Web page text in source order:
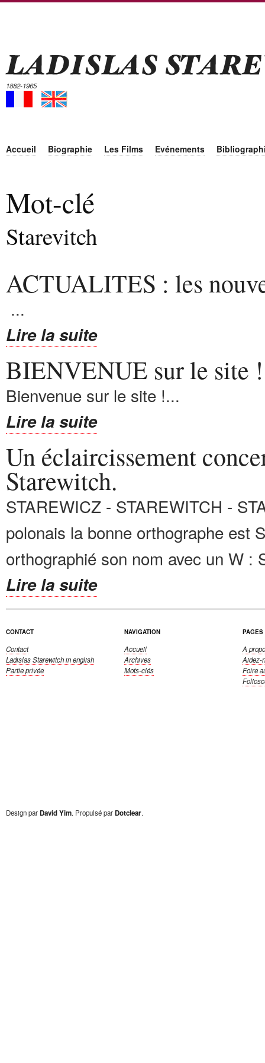
1882-1965
Accueil Biographie Les Films Evénements
Mot-clé
Starevitch
ACTUALITES : les
...
Lire la suite
BIENVENUE sur le site !
Bienvenue sur le site !...
Lire la suite
Un éclaircissement
Starewitch.
STAREWICZ - STAREWITCH -
polonais la bonne orthographe
orthographié son nom avec un W :
Lire la suite
CONTACT
Contact
Ladislas Starewitchin english
Partie privée
NAVIGATION
Accueil
Archives
Mots-clés
PAGES
A
Aidez-
Foire
Design parDavid Yim. Propulsé parDotclear.